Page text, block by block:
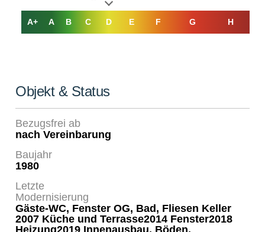
A+ A B C D E F G H
Objekt & Status
Bezugsfrei ab
nach Vereinbarung
Baujahr
1980
Letzte
Modernisierung
Gäste-WC, Fenster OG, Bad, Fliesen Keller
2007 Küche und Terrasse2014 Fenster2018